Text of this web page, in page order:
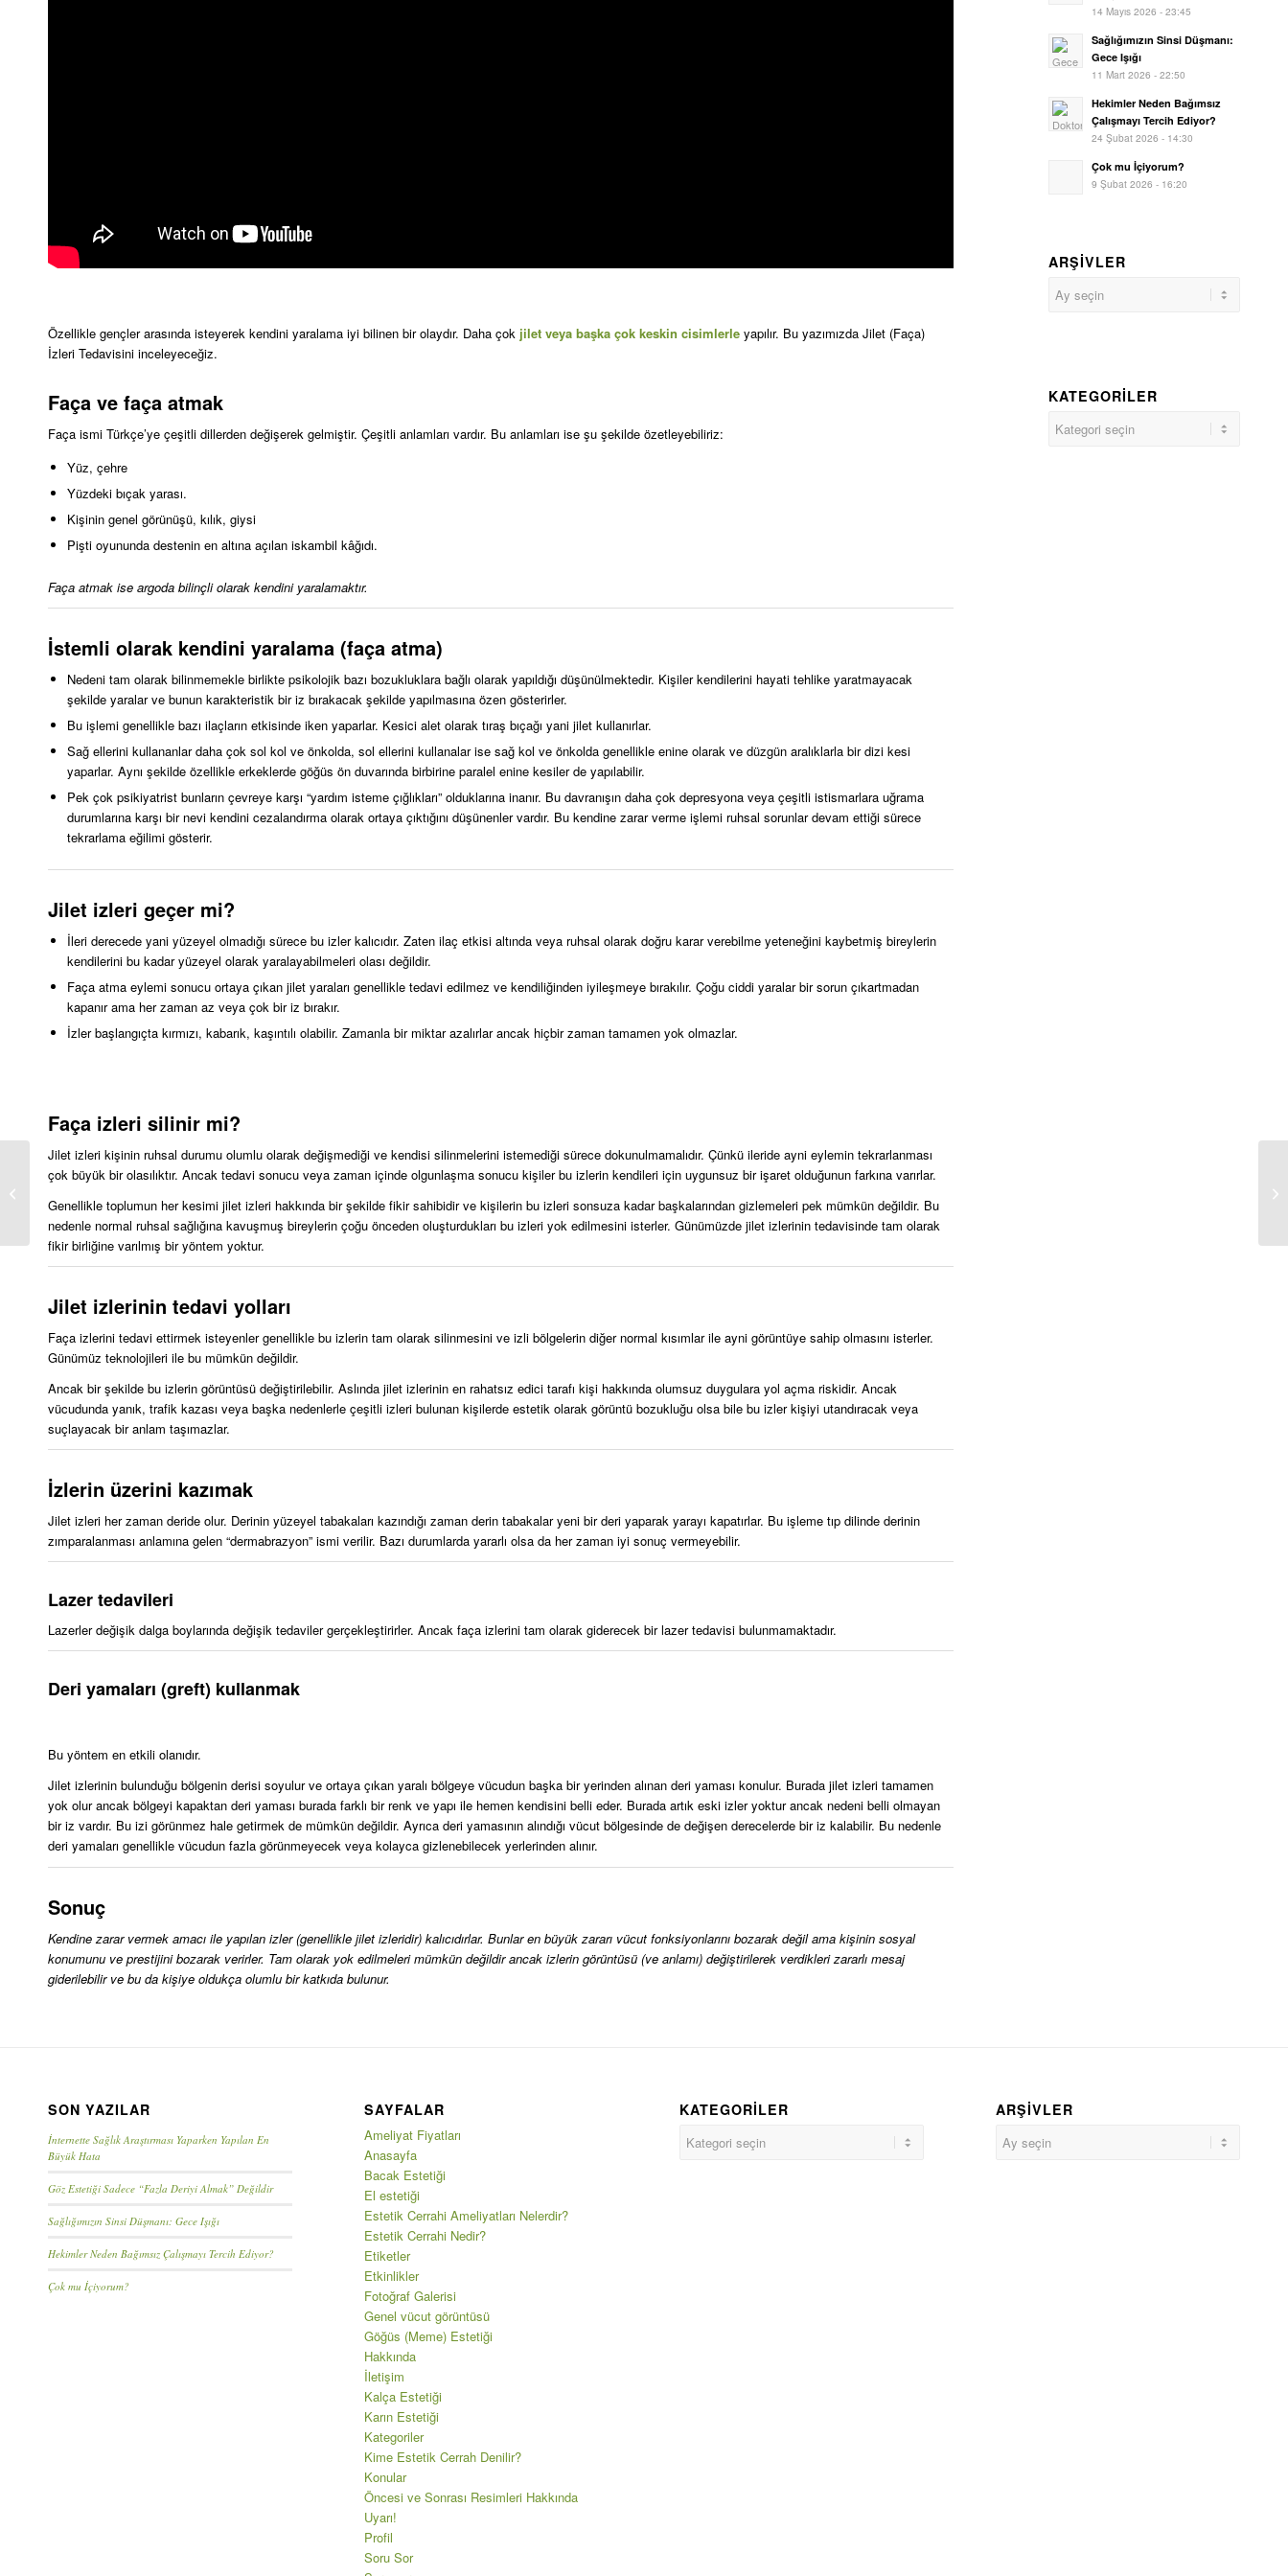
Özellikle gençler arasında isteyerek kendini yaralama iyi bilinen bir olaydır. Daha çok jilet veya başka çok keskin cisimlerle yapılır. Bu yazımızda Jilet (Faça)
İzleri Tedavisini inceleyeceğiz.
Faça ve faça atmak
Faça ismi Türkçe’ye çeşitli dillerden değişerek gelmiştir. Çeşitli anlamları vardır. Bu anlamları ise şu şekilde özetleyebiliriz:
Yüz, çehre
Yüzdeki bıçak yarası.
Kişinin genel görünüşü, kılık, giysi
Pişti oyununda destenin en altına açılan iskambil kâğıdı.
Faça atmak ise argoda bilinçli olarak kendini yaralamaktır.
İstemli olarak kendini yaralama (faça atma)
Nedeni tam olarak bilinmemekle birlikte psikolojik bazı bozukluklara bağlı olarak yapıldığı düşünülmektedir. Kişiler kendilerini hayati tehlike yaratmayacak
şekilde yaralar ve bunun karakteristik bir iz bırakacak şekilde yapılmasına özen gösterirler.
Bu işlemi genellikle bazı ilaçların etkisinde iken yaparlar. Kesici alet olarak tıraş bıçağı yani jilet kullanırlar.
Sağ ellerini kullananlar daha çok sol kol ve önkolda, sol ellerini kullanalar ise sağ kol ve önkolda genellikle enine olarak ve düzgün aralıklarla bir dizi kesi
yaparlar. Aynı şekilde özellikle erkeklerde göğüs ön duvarında birbirine paralel enine kesiler de yapılabilir.
Pek çok psikiyatrist bunların çevreye karşı “yardım isteme çığlıkları” olduklarına inanır. Bu davranışın daha çok depresyona veya çeşitli istismarlara uğrama
durumlarına karşı bir nevi kendini cezalandırma olarak ortaya çıktığını düşünenler vardır. Bu kendine zarar verme işlemi ruhsal sorunlar devam ettiği sürece
tekrarlama eğilimi gösterir.
Jilet izleri geçer mi?
İleri derecede yani yüzeyel olmadığı sürece bu izler kalıcıdır. Zaten ilaç etkisi altında veya ruhsal olarak doğru karar verebilme yeteneğini kaybetmiş bireylerin
kendilerini bu kadar yüzeyel olarak yaralayabilmeleri olası değildir.
Faça atma eylemi sonucu ortaya çıkan jilet yaraları genellikle tedavi edilmez ve kendiliğinden iyileşmeye bırakılır. Çoğu ciddi yaralar bir sorun çıkartmadan
kapanır ama her zaman az veya çok bir iz bırakır.
İzler başlangıçta kırmızı, kabarık, kaşıntılı olabilir. Zamanla bir miktar azalırlar ancak hiçbir zaman tamamen yok olmazlar.
Faça izleri silinir mi?
Jilet izleri kişinin ruhsal durumu olumlu olarak değişmediği ve kendisi silinmelerini istemediği sürece dokunulmamalıdır. Çünkü ileride ayni eylemin tekrarlanması
çok büyük bir olasılıktır. Ancak tedavi sonucu veya zaman içinde olgunlaşma sonucu kişiler bu izlerin kendileri için uygunsuz bir işaret olduğunun farkına varırlar.
Genellikle toplumun her kesimi jilet izleri hakkında bir şekilde fikir sahibidir ve kişilerin bu izleri sonsuza kadar başkalarından gizlemeleri pek mümkün değildir. Bu
nedenle normal ruhsal sağlığına kavuşmuş bireylerin çoğu önceden oluşturdukları bu izleri yok edilmesini isterler. Günümüzde jilet izlerinin tedavisinde tam olarak
fikir birliğine varılmış bir yöntem yoktur.
Jilet izlerinin tedavi yolları
Faça izlerini tedavi ettirmek isteyenler genellikle bu izlerin tam olarak silinmesini ve izli bölgelerin diğer normal kısımlar ile ayni görüntüye sahip olmasını isterler.
Günümüz teknolojileri ile bu mümkün değildir.
Ancak bir şekilde bu izlerin görüntüsü değiştirilebilir. Aslında jilet izlerinin en rahatsız edici tarafı kişi hakkında olumsuz duygulara yol açma riskidir. Ancak
vücudunda yanık, trafik kazası veya başka nedenlerle çeşitli izleri bulunan kişilerde estetik olarak görüntü bozukluğu olsa bile bu izler kişiyi utandıracak veya
suçlayacak bir anlam taşımazlar.
İzlerin üzerini kazımak
Jilet izleri her zaman deride olur. Derinin yüzeyel tabakaları kazındığı zaman derin tabakalar yeni bir deri yaparak yarayı kapatırlar. Bu işleme tıp dilinde derinin
zımparalanması anlamına gelen “dermabrazyon” ismi verilir. Bazı durumlarda yararlı olsa da her zaman iyi sonuç vermeyebilir.
Lazer tedavileri
Lazerler değişik dalga boylarında değişik tedaviler gerçekleştirirler. Ancak faça izlerini tam olarak giderecek bir lazer tedavisi bulunmamaktadır.
Deri yamaları (greft) kullanmak
Bu yöntem en etkili olanıdır.
Jilet izlerinin bulunduğu bölgenin derisi soyulur ve ortaya çıkan yaralı bölgeye vücudun başka bir yerinden alınan deri yaması konulur. Burada jilet izleri tamamen
yok olur ancak bölgeyi kapaktan deri yaması burada farklı bir renk ve yapı ile hemen kendisini belli eder. Burada artık eski izler yoktur ancak nedeni belli olmayan
bir iz vardır. Bu izi görünmez hale getirmek de mümkün değildir. Ayrıca deri yamasının alındığı vücut bölgesinde de değişen derecelerde bir iz kalabilir. Bu nedenle
deri yamaları genellikle vücudun fazla görünmeyecek veya kolayca gizlenebilecek yerlerinden alınır.
Sonuç
Kendine zarar vermek amacı ile yapılan izler (genellikle jilet izleridir) kalıcıdırlar. Bunlar en büyük zararı vücut fonksiyonlarını bozarak değil ama kişinin sosyal
konumunu ve prestijini bozarak verirler. Tam olarak yok edilmeleri mümkün değildir ancak izlerin görüntüsü (ve anlamı) değiştirilerek verdikleri zararlı mesaj
giderilebilir ve bu da kişiye oldukça olumlu bir katkıda bulunur.
14 Mayıs 2026 - 23:45
Sağlığımızın Sinsi Düşmanı:
Gece Işığı
11 Mart 2026 - 22:50
Hekimler Neden Bağımsız
Çalışmayı Tercih Ediyor?
24 Şubat 2026 - 14:30
Çok mu İçiyorum?
9 Şubat 2026 - 16:20
ARŞIVLER
KATEGORILER
SON YAZILAR
İnternette Sağlık Araştırması Yaparken Yapılan En
Büyük Hata
Göz Estetiği Sadece “Fazla Deriyi Almak” Değildir
Sağlığımızın Sinsi Düşmanı: Gece Işığı
Hekimler Neden Bağımsız Çalışmayı Tercih Ediyor?
Çok mu İçiyorum?
SAYFALAR
Ameliyat Fiyatları
Anasayfa
Bacak Estetiği
El estetiği
Estetik Cerrahi Ameliyatları Nelerdir?
Estetik Cerrahi Nedir?
Etiketler
Etkinlikler
Fotoğraf Galerisi
Genel vücut görüntüsü
Göğüs (Meme) Estetiği
Hakkında
İletişim
Kalça Estetiği
Karın Estetiği
Kategoriler
Kime Estetik Cerrah Denilir?
Konular
Öncesi ve Sonrası Resimleri Hakkında
Uyarı!
Profil
Soru Sor
KATEGORILER ARŞIVLER
Estetik Plastik
Cerrahide Muayene